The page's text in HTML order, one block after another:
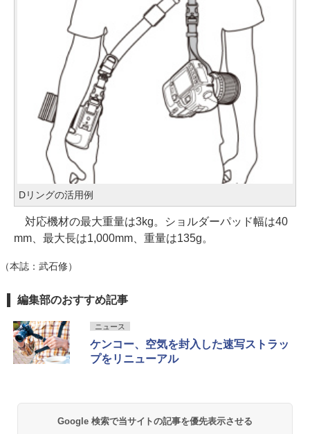
Dリングの活用例
対応機材の最大重量は3kg。ショルダーパッド幅は40
mm、最大長は1,000mm、重量は135g。
（本誌：武石修）
編集部のおすすめ記事
ニュース
ケンコー、空気を封入した速写ストラッ
プをリニューアル
Google 検索で当サイトの記事を優先表示させる